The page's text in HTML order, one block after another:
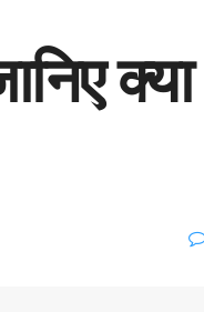
क्या